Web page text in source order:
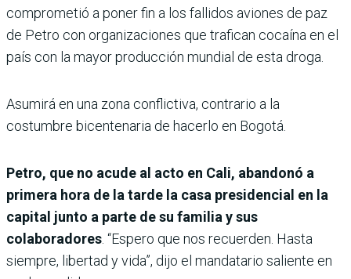
comprometió a poner fin a los fallidos aviones de paz
de Petro con organizaciones que trafican cocaína en el
país con la mayor producción mundial de esta droga.
Asumirá en una zona conflictiva, contrario a la
costumbre bicentenaria de hacerlo en Bogotá.
Petro, que no acude al acto en Cali, abandonó a
primera hora de la tarde la casa presidencial en la
capital junto a parte de su familia y sus
colaboradores . “Espero que nos recuerden. Hasta
siempre, libertad y vida”, dijo el mandatario saliente en